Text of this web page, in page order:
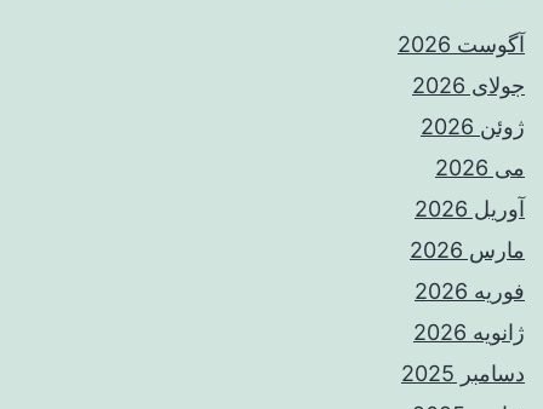
آگوست 2026
جولای 2026
ژوئن 2026
می 2026
آوریل 2026
مارس 2026
فوریه 2026
ژانویه 2026
دسامبر 2025